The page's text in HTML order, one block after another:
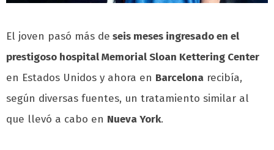
El joven pasó más de seis meses ingresado en el
prestigoso hospital Memorial Sloan Kettering Center
en Estados Unidos y ahora en Barcelona recibía,
según diversas fuentes, un tratamiento similar al
que llevó a cabo en Nueva York.